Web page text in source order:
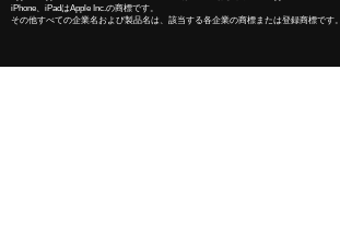
iPhone、iPadはApple Inc.の商標です。
その他すべての企業名および製品名は、該当する各企業の商標または登録商標です。